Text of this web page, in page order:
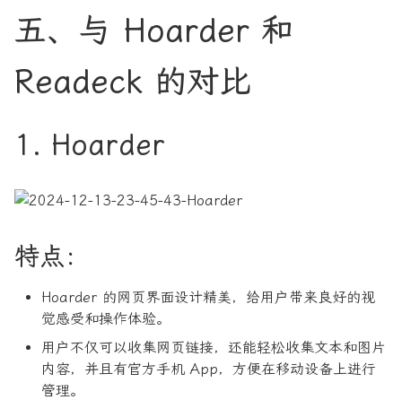
五、与 Hoarder 和
Readeck 的对比
1. Hoarder
特点：
Hoarder 的网页界面设计精美，给用户带来良好的视
觉感受和操作体验。
用户不仅可以收集网页链接，还能轻松收集文本和图片
内容，并且有官方手机 App，方便在移动设备上进行
管理。